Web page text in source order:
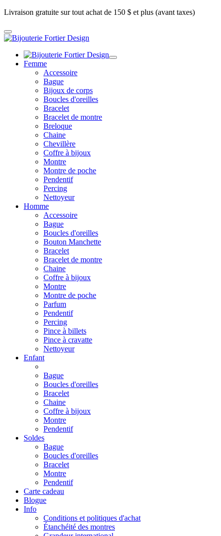
Livraison gratuite sur tout achat de 150 $ et plus (avant taxes)
Femme
Accessoire
Bague
Bijoux de corps
Boucles d'oreilles
Bracelet
Bracelet de montre
Breloque
Chaine
Chevillère
Coffre à bijoux
Montre
Montre de poche
Pendentif
Percing
Nettoyeur
Homme
Accessoire
Bague
Boucles d'oreilles
Bouton Manchette
Bracelet
Bracelet de montre
Chaine
Coffre à bijoux
Montre
Montre de poche
Parfum
Pendentif
Percing
Pince à billets
Pince à cravatte
Nettoyeur
Enfant
Bague
Boucles d'oreilles
Bracelet
Chaine
Coffre à bijoux
Montre
Pendentif
Soldes
Bague
Boucles d'oreilles
Bracelet
Montre
Pendentif
Carte cadeau
Blogue
Info
Conditions et politiques d'achat
Étanchéité des montres